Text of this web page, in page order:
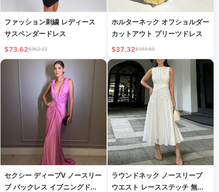
ファッション刺繍 レディース
サスペンダードレス
$73.62$362.22
ホルターネック オフショルダー
カットアウト プリーツドレス
$37.32$183.63
セクシー ディープV ノースリー
ブ バックレス イブニングドレ
ラウンドネック ノースリーブ
ウエスト レースステッチ 無地